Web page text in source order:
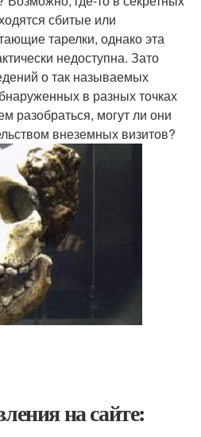
сбитые или
тарелки, однако эта
недоступна. Зато
о так называемых
в разных точках
разобраться, могут ли они
внеземных визитов?
на сайте: